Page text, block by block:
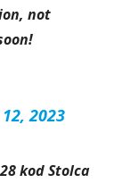
not
2023
kod Stolca